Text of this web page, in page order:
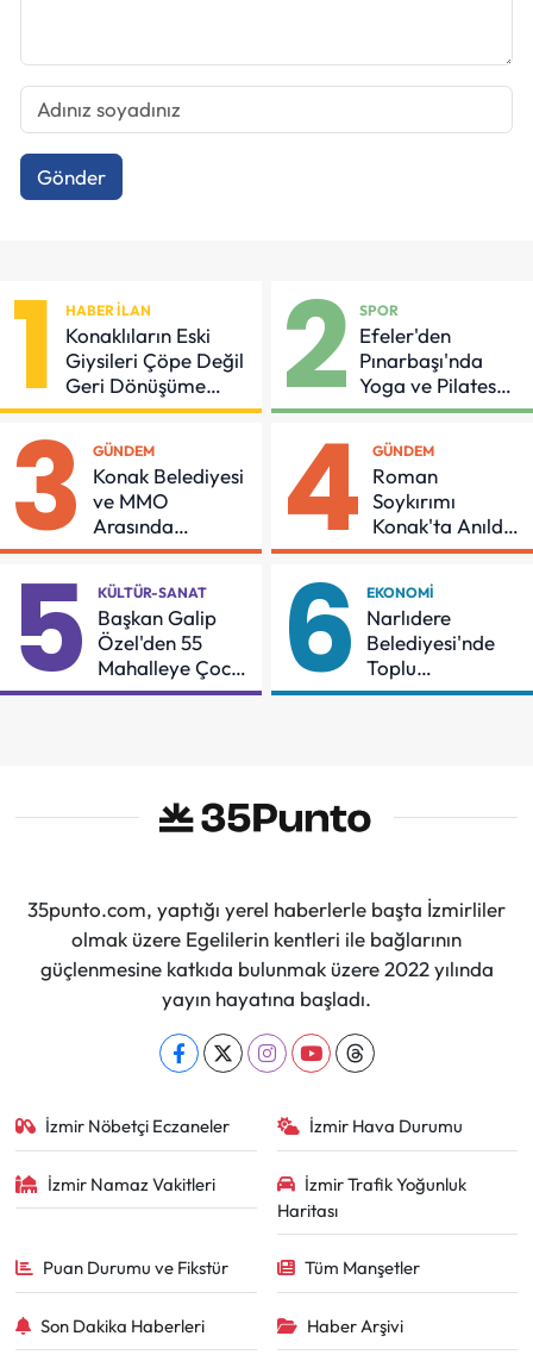
Gönder
1 HABER İLAN
Konaklıların Eski
Giysileri Çöpe Değil
Geri Dönüşüme
Gidiyor
2 SPOR
Efeler'den
Pınarbaşı'nda
Yoga ve Pilates
Buluşması
3 GÜNDEM
Konak Belediyesi
ve MMO
Arasında
Asansör
Önemli Protokol
4 GÜNDEM
Roman
Soykırımı
Konak'ta Anıldı:
"Eşit Bir Yaşam
Sürdüreceğiz"
5 KÜLTÜR-SANAT
Başkan Galip
Özel'den 55
Mahalleye Çocuk
Şenliği
6 EKONOMI
Narlıdere
Belediyesi'nde
Toplu
Sözleşmeye
35punto.com, yaptığı yerel haberlerle başta İzmirliler
olmak üzere Egelilerin kentleri ile bağlarının
güçlenmesine katkıda bulunmak üzere 2022 yılında
yayın hayatına başladı.
İzmir Nöbetçi Eczaneler İzmir Hava Durumu
İzmir Namaz Vakitleri
İzmir Trafik Yoğunluk
Haritası
Puan Durumu ve Fikstür Tüm Manşetler
Son Dakika Haberleri Haber Arşivi